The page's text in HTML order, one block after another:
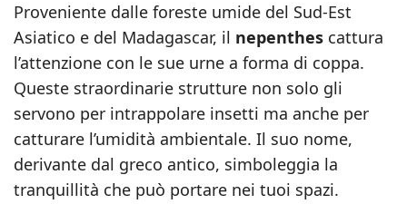
Proveniente dalle foreste umide del Sud-Est
Asiatico e del Madagascar, il nepenthes cattura
l’attenzione con le sue urne a forma di coppa.
Queste straordinarie strutture non solo gli
servono per intrappolare insetti ma anche per
catturare l’umidità ambientale. Il suo nome,
derivante dal greco antico, simboleggia la
tranquillità che può portare nei tuoi spazi.